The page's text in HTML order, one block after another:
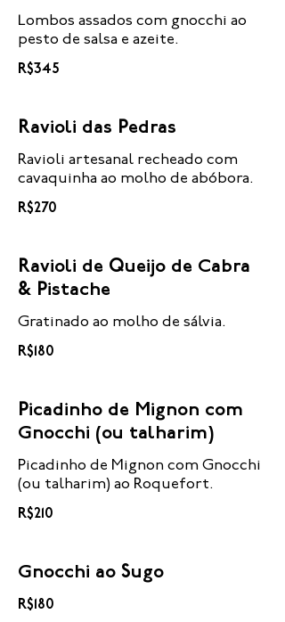
Lombos assados com gnocchi ao
pesto de salsa e azeite.
R$345
Ravioli das Pedras
Ravioli artesanal recheado com
cavaquinha ao molho de abóbora.
R$270
Ravioli de Queijo de Cabra
& Pistache
Gratinado ao molho de sálvia.
R$180
Picadinho de Mignon com
Gnocchi (ou talharim)
Picadinho de Mignon com Gnocchi
(ou talharim) ao Roquefort.
R$210
Gnocchi ao Sugo
R$180